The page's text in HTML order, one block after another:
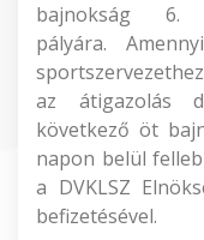
bajnokság 6.
pályára.
az átigazolás
következő öt
napon belül
a DVKLSZ
befizetésével.